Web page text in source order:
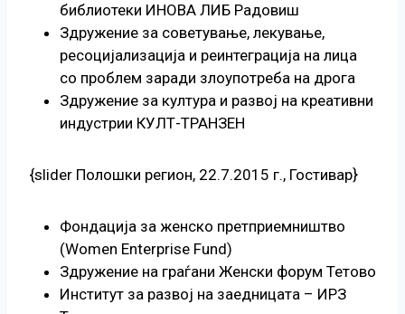
библиотеки ИНОВА ЛИБ Радовиш
Здружение за советување, лекување,
ресоцијализација и реинтеграција на лица
со проблем заради злоупотреба на дрога
Здружение за култура и развој на креативни
индустрии КУЛТ-ТРАНЗЕН
{slider Полошки регион, 22.7.2015 г., Гостивар}
Фондација за женско претприемништво
(Women Enterprise Fund)
Здружение на граѓани Женски форум Тетово
Институт за развој на заедницата – ИРЗ